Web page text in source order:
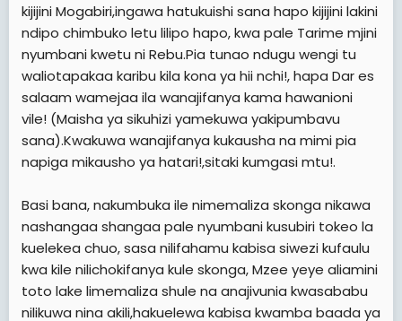
kijijini Mogabiri,ingawa hatukuishi sana hapo kijijini lakini
ndipo chimbuko letu lilipo hapo, kwa pale Tarime mjini
nyumbani kwetu ni Rebu.Pia tunao ndugu wengi tu
waliotapakaa karibu kila kona ya hii nchi!, hapa Dar es
salaam wamejaa ila wanajifanya kama hawanioni
vile! (Maisha ya sikuhizi yamekuwa yakipumbavu
sana).Kwakuwa wanajifanya kukausha na mimi pia
napiga mikausho ya hatari!,sitaki kumgasi mtu!.
Basi bana, nakumbuka ile nimemaliza skonga nikawa
nashangaa shangaa pale nyumbani kusubiri tokeo la
kuelekea chuo, sasa nilifahamu kabisa siwezi kufaulu
kwa kile nilichokifanya kule skonga, Mzee yeye aliamini
toto lake limemaliza shule na anajivunia kwasababu
nilikuwa nina akili,hakuelewa kabisa kwamba baada ya